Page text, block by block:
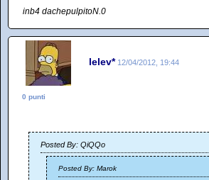
inb4 dachepulpitoN.0
lelev* 12/04/2012, 19:44
0 punti
Posted By: QiQQo
Posted By: Marok